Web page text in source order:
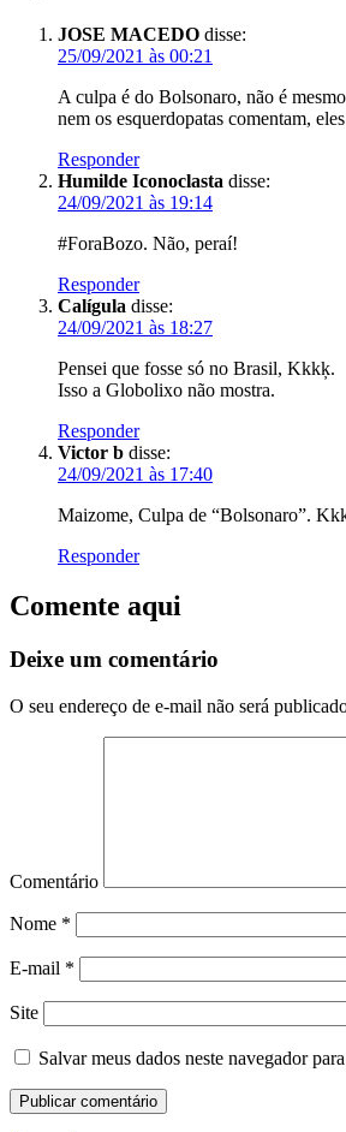
JOSE MACEDO disse:
25/09/2021 às 00:21
A culpa é do Bolsonaro, não é
nem os esquerdopatas comentam,
Responder
Humilde Iconoclasta disse:
24/09/2021 às 19:14
#ForaBozo. Não, peraí!
Responder
Calígula disse:
24/09/2021 às 18:27
Pensei que fosse só no Brasil, Kkkķ.
Isso a Globolixo não mostra.
Responder
Victor b disse:
24/09/2021 às 17:40
Maizome, Culpa de “Bolsonaro”.
Responder
Comente aqui
Deixe um comentário
O seu endereço de e-mail não será
Comentário
Nome *
E-mail *
Site
Salvar meus dados neste navegador